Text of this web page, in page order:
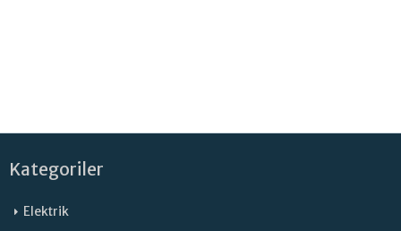
Kategoriler
Elektrik